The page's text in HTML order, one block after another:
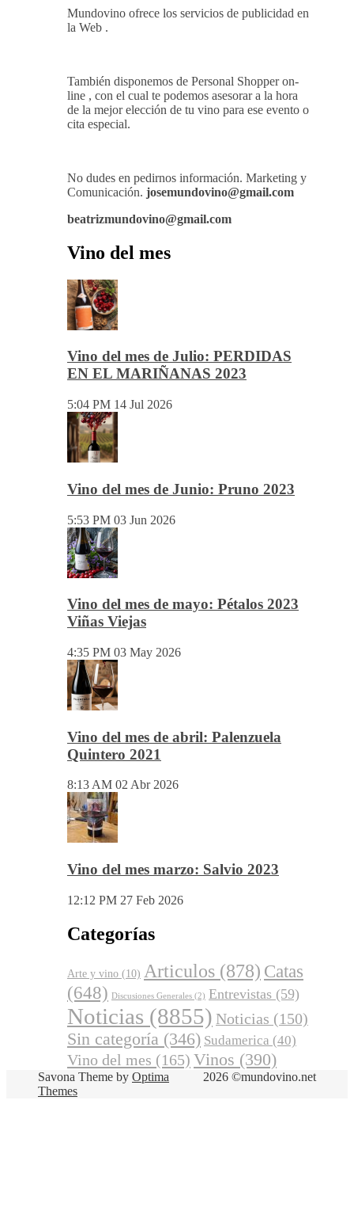
Mundovino ofrece los servicios de publicidad en
la Web .
También disponemos de Personal Shopper on-
line , con el cual te podemos asesorar a la hora
de la mejor elección de tu vino para ese evento o
cita especial.
No dudes en pedirnos información. Marketing y
Comunicación. josemundovino@gmail.com
beatrizmundovino@gmail.com
Vino del mes
Vino del mes de Julio: PERDIDAS
EN EL MARIÑANAS 2023
5:04 PM 14 Jul 2026
Vino del mes de Junio: Pruno 2023
5:53 PM 03 Jun 2026
Vino del mes de mayo: Pétalos 2023
Viñas Viejas
4:35 PM 03 May 2026
Vino del mes de abril: Palenzuela
Quintero 2021
8:13 AM 02 Abr 2026
Vino del mes marzo: Salvio 2023
12:12 PM 27 Feb 2026
Categorías
Arte y vino (10) Articulos (878) Catas
(648) Discusiones Generales (2) Entrevistas (59)
Noticias (8855) Noticias (150)
Sin categoría (346) Sudamerica (40)
Vino del mes (165) Vinos (390)
2026 ©mundovino.net
Savona Theme by Optima
Themes